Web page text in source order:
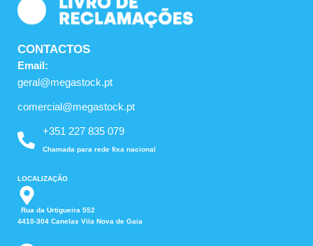
CONTACTOS
Email:
geral@megastock.pt
comercial@megastock.pt
+351 227 835 079
Chamada para rede fixa nacional
LOCALIZAÇÃO
Rua da Urtigueira 552
4410-304 Canelas Vila Nova de Gaia